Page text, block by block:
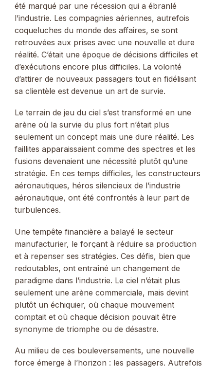
été marqué par une récession qui a ébranlé
l’industrie. Les compagnies aériennes, autrefois
coqueluches du monde des affaires, se sont
retrouvées aux prises avec une nouvelle et dure
réalité. C’était une époque de décisions difficiles et
d’exécutions encore plus difficiles. La volonté
d’attirer de nouveaux passagers tout en fidélisant
sa clientèle est devenue un art de survie.
Le terrain de jeu du ciel s’est transformé en une
arène où la survie du plus fort n’était plus
seulement un concept mais une dure réalité. Les
faillites apparaissaient comme des spectres et les
fusions devenaient une nécessité plutôt qu’une
stratégie. En ces temps difficiles, les constructeurs
aéronautiques, héros silencieux de l’industrie
aéronautique, ont été confrontés à leur part de
turbulences.
Une tempête financière a balayé le secteur
manufacturier, le forçant à réduire sa production
et à repenser ses stratégies. Ces défis, bien que
redoutables, ont entraîné un changement de
paradigme dans l’industrie. Le ciel n’était plus
seulement une arène commerciale, mais devint
plutôt un échiquier, où chaque mouvement
comptait et où chaque décision pouvait être
synonyme de triomphe ou de désastre.
Au milieu de ces bouleversements, une nouvelle
force émerge à l’horizon : les passagers. Autrefois